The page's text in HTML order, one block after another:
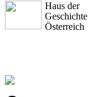
Haus der
Geschichte
Österreich